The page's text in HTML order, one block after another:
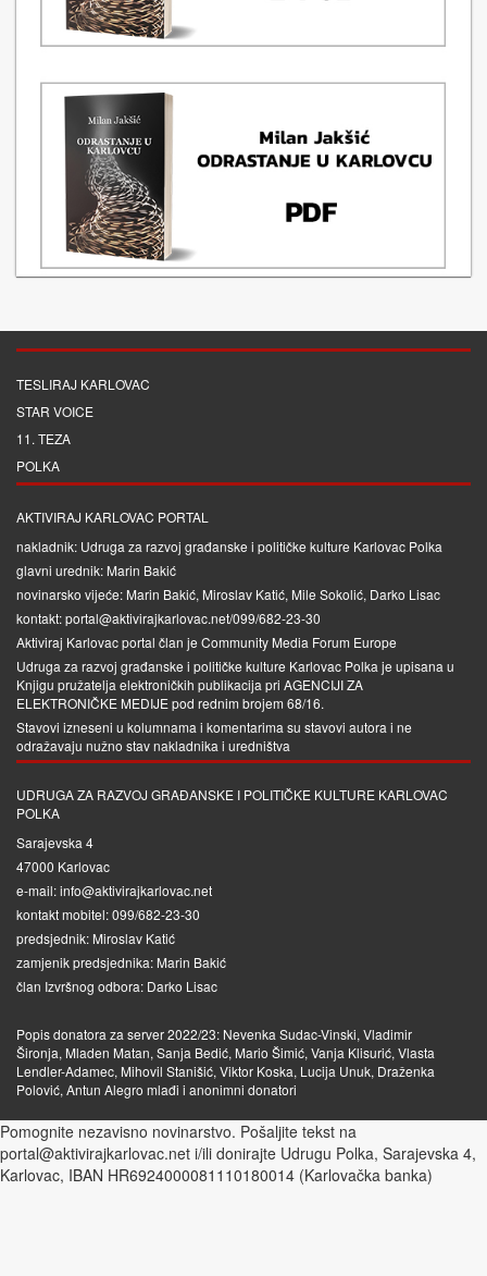
TESLIRAJ KARLOVAC
STAR VOICE
11. TEZA
POLKA
AKTIVIRAJ KARLOVAC PORTAL
nakladnik: Udruga za razvoj građanske i političke kulture Karlovac Polka
glavni urednik: Marin Bakić
novinarsko vijeće: Marin Bakić, Miroslav Katić, Mile Sokolić, Darko Lisac
kontakt: portal@aktivirajkarlovac.net/099/682-23-30
Aktiviraj Karlovac portal član je Community Media Forum Europe
Udruga za razvoj građanske i političke kulture Karlovac Polka je upisana u
Knjigu pružatelja elektroničkih publikacija pri AGENCIJI ZA
ELEKTRONIČKE MEDIJEpod rednim brojem 68/16.
Stavovi izneseni u kolumnama i komentarima su stavovi autora i ne
odražavaju nužno stav nakladnika i uredništva
UDRUGA ZA RAZVOJ GRAĐANSKE I POLITIČKE KULTURE KARLOVAC
POLKA
Sarajevska 4
47000 Karlovac
e-mail: info@aktivirajkarlovac.net
kontakt mobitel: 099/682-23-30
predsjednik: Miroslav Katić
zamjenik predsjednika: Marin Bakić
član Izvršnog odbora: Darko Lisac
Popis donatora za server 2022/23: Nevenka Sudac-Vinski, Vladimir
Šironja, Mladen Matan, Sanja Bedić, Mario Šimić, Vanja Klisurić, Vlasta
Lendler-Adamec, Mihovil Stanišić, Viktor Koska, Lucija Unuk, Draženka
Polović, Antun Alegro mlađi i anonimni donatori
Pomognite nezavisno novinarstvo. Pošaljite tekst na
portal@aktivirajkarlovac.net i/ili donirajte Udrugu Polka, Sarajevska 4,
Karlovac, IBAN HR6924000081110180014 (Karlovačka banka)